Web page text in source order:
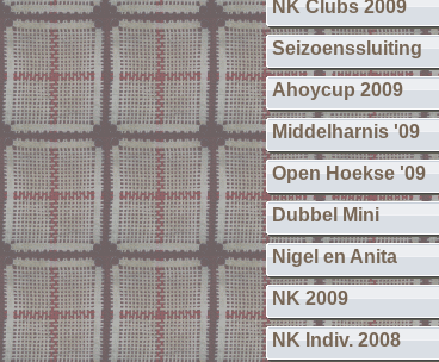
NK Clubs 2009
Seizoenssluiting
Ahoycup 2009
Middelharnis '09
Open Hoekse '09
Dubbel Mini
Nigel en Anita
NK 2009
NK Indiv. 2008